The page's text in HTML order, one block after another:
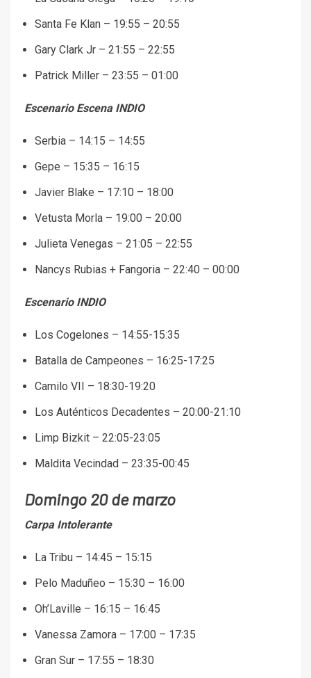
Santa Fe Klan – 19:55 – 20:55
Gary Clark Jr – 21:55 – 22:55
Patrick Miller – 23:55 – 01:00
Escenario Escena INDIO
Serbia – 14:15 – 14:55
Gepe – 15:35 – 16:15
Javier Blake – 17:10 – 18:00
Vetusta Morla – 19:00 – 20:00
Julieta Venegas – 21:05 – 22:55
Nancys Rubias + Fangoria – 22:40 – 00:00
Escenario INDIO
Los Cogelones – 14:55-15:35
Batalla de Campeones – 16:25-17:25
Camilo VII – 18:30-19:20
Los Auténticos Decadentes – 20:00-21:10
Limp Bizkit – 22:05-23:05
Maldita Vecindad – 23:35-00:45
Domingo 20 de marzo
Carpa Intolerante
La Tribu – 14:45 – 15:15
Pelo Maduñeo – 15:30 – 16:00
Oh’Laville – 16:15 – 16:45
Vanessa Zamora – 17:00 – 17:35
Gran Sur – 17:55 – 18:30